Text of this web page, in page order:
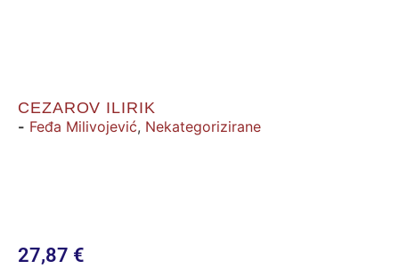
CEZAROV ILIRIK
- Feđa Milivojević, Nekategorizirane
27,87 €